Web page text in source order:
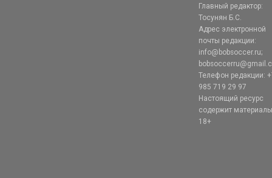
Главный редактор:
Тосунян Б.С.
Адрес электронной
почты редакции:
info@bobsoccer.ru;
Телефон редакции:
985 719 29 97
Настоящий ресурс
содержит
18+